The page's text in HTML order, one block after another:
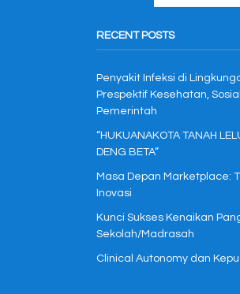
RECENT POSTS
Penyakit Infeksi di
Prespektif Kesehatan,
Pemerintah
“HUKUANAKOTA TANAH
DENG BETA”
Masa Depan Marketplace:
Inovasi
Kunci Sukses Kenaikan
Sekolah/Madrasah
Clinical Autonomy dan